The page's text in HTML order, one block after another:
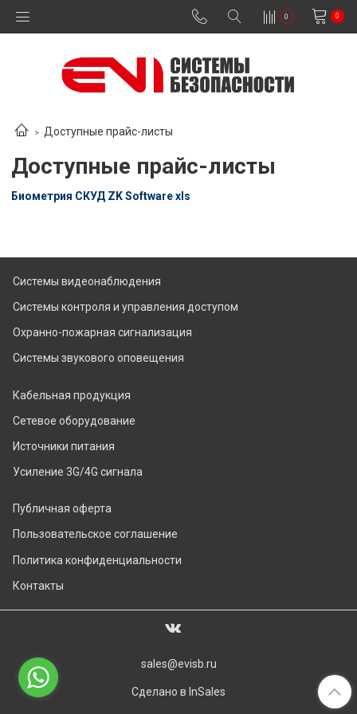
0 0
Доступные прайс-листы
Доступные прайс-листы
Биометрия СКУД ZK Software xls
Системы видеонаблюдения
Системы контроля и управления доступом
Охранно-пожарная сигнализация
Системы звукового оповещения
Кабельная продукция
Сетевое оборудование
Источники питания
Усиление 3G/4G сигнала
Публичная оферта
Пользовательское соглашение
Политика конфиденциальности
Контакты
sales@evisb.ru
Сделано в InSales